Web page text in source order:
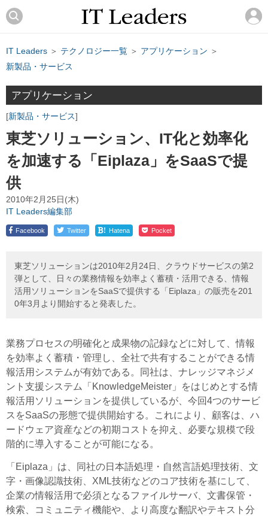
IT Leaders ＞ テクノロジー一覧 ＞ アプリケーション ＞
新製品・サービス
アプリケーション
新製品・サービス
東芝ソリューション、IT化と効率化
を加速する「Eiplaza」をSaaSで提
供
2010年2月25日(木)
IT Leaders編集部
Facebook Twitter ! Hatena Pocket
東芝ソリューションは2010年2月24日、クラウドサービスの第2
弾として、日々の業務情報を効率よく蓄積・活用できる、情報
活用ソリューションをSaaSで提供する「Eiplaza」の販売を201
0年3月より開始すると発表した。
業務プロセスの明確化と成果物の記録などに対して、情報
を効率よく蓄積・管理し、全社で共有することができる情
報活用システムが有効である。同社は、ナレッジマネジメ
ント支援システム「KnowledgeMeister」をはじめとする情
報活用ソリューションを提供しているが、今回4つのサービ
スをSaaSの形態で提供開始する。これにより、顧客は、ハ
ードウェア資産などの初期コストを抑え、必要な規模で段
階的に導入することが可能になる。
「Eiplaza」は、同社の日本語処理・自然言語処理技術、文
字・画像認識技術、XML技術などのコア技術を基にして、
企業の情報活用で必須となるファイルサーバ、文書保管・
検索、コミュニティ機能や、より高度な翻訳やテキスト分